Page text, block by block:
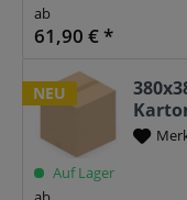
ab
61,90 € *
NEU
Auf Lager